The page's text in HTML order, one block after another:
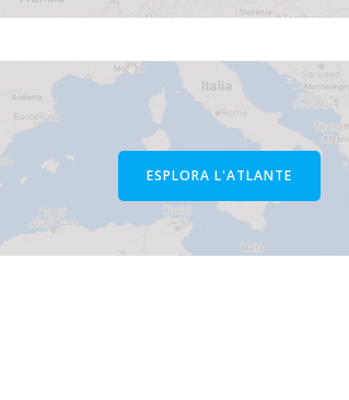
ESPLORA L'ATLANTE